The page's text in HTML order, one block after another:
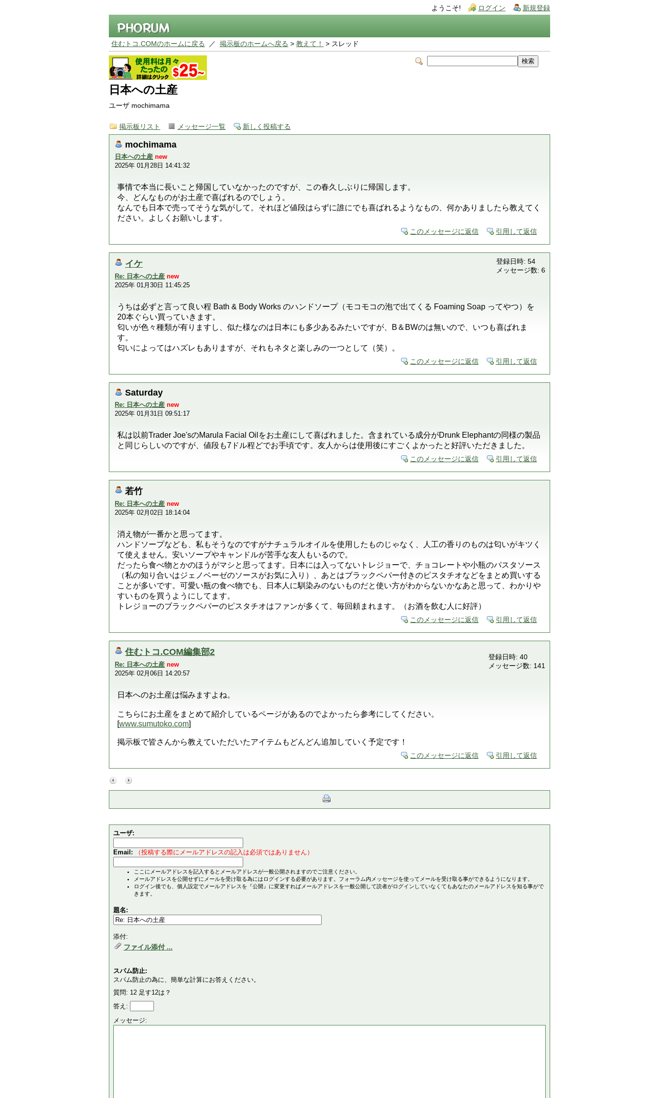
ようこそ! ログイン 新規登録
住むトコ.COMのホームに戻る ／ 掲示板のホームへ戻る > 教えて！ > スレッド
日本への土産
ユーザ mochimama
掲示板リスト メッセージ一覧 新しく投稿する
mochimama
日本への土産 new
2025年 01月28日 14:41:32
事情で本当に長いこと帰国していなかったのですが、この春久しぶりに帰国します。
今、どんなものがお土産で喜ばれるのでしょう。
なんでも日本で売ってそうな気がして。それほど値段はらずに誰にでも喜ばれるようなもの、何かありましたら教えてく
ださい。よしくお願いします。
このメッセージに返信 引用して返信
イケ
Re: 日本への土産 new
2025年 01月30日 11:45:25
登録日時: 54
メッセージ数: 6
うちは必ずと言って良い程 Bath & Body Works のハンドソープ（モコモコの泡で出てくる Foaming Soap ってやつ）を
20本ぐらい買っていきます。
匂いが色々種類が有りますし、似た様なのは日本にも多少あるみたいですが、B＆BWのは無いので、いつも喜ばれま
す。
匂いによってはハズレもありますが、それもネタと楽しみの一つとして（笑）。
このメッセージに返信 引用して返信
Saturday
Re: 日本への土産 new
2025年 01月31日 09:51:17
私は以前Trader Joe'sのMarula Facial Oilをお土産にして喜ばれました。含まれている成分がDrunk Elephantの同様の製品
と同じらしいのですが、値段も7ドル程どでお手頃です。友人からは使用後にすごくよかったと好評いただきました。
このメッセージに返信 引用して返信
若竹
Re: 日本への土産 new
2025年 02月02日 18:14:04
消え物が一番かと思ってます。
ハンドソープなども、私もそうなのですがナチュラルオイルを使用したものじゃなく、人工の香りのものは匂いがキツく
て使えません。安いソープやキャンドルが苦手な友人もいるので。
だったら食べ物とかのほうがマシと思ってます。日本には入ってないトレジョーで、チョコレートや小瓶のパスタソース
（私の知り合いはジェノベーゼのソースがお気に入り）、あとはブラックペパー付きのピスタチオなどをまとめ買いする
ことが多いです。可愛い瓶の食べ物でも、日本人に馴染みのないものだと使い方がわからないかなあと思って、わかりや
すいものを買うようにしてます。
トレジョーのブラックペパーのピスタチオはファンが多くて、毎回頼まれます。（お酒を飲む人に好評）
このメッセージに返信 引用して返信
住むトコ.COM編集部2
Re: 日本への土産 new
2025年 02月06日 14:20:57
登録日時: 40
メッセージ数: 141
日本へのお土産は悩みますよね。
こちらにお土産をまとめて紹介しているページがあるのでよかったら参考にしてください。
[www.sumutoko.com]
掲示板で皆さんから教えていただいたアイテムもどんどん追加していく予定です！
このメッセージに返信 引用して返信
ユーザ:
Email: （投稿する際にメールアドレスの記入は必須ではありません）
ここにメールアドレスを記入するとメールアドレスが一般公開されますのでご注意ください。
メールアドレスを公開せずにメールを受け取る為にはログインする必要があります。フォーラム内メッセージを使ってメールを受け取る事ができるようになります。
ログイン後でも、個人設定でメールアドレスを『公開』に変更すればメールアドレスを一般公開して読者がログインしていなくてもあなたのメールアドレスを知る事がで
きます。
題名:
添付:
ファイル添付 ...
スパム防止:
スパム防止の為に、簡単な計算にお答えください。
質問: 12 足す12は？
答え:
メッセージ: